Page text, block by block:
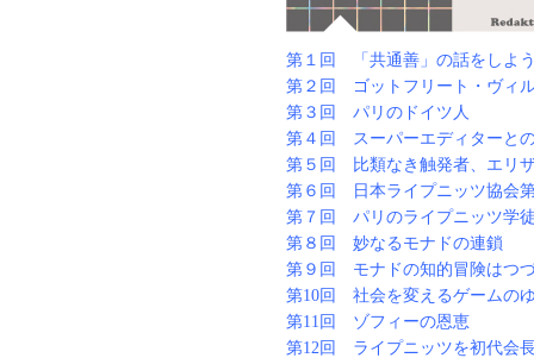
第１回 「共通善」の話をしよ
第２回 ゴットフリート・ヴィ
第３回 パリのドイツ人
第４回 スーパーエディターと
第５回 比類なき触発者、エリ
第６回 日本ライプニッツ協会
第７回 パリのライプニッツ学
第８回 妙なるモナドの連鎖
第９回 モナドの知的冒険はつ
第10回 社会を変えるゲームの
第11回 ゾフィーの恩恵
第12回 ライプニッツを初代会